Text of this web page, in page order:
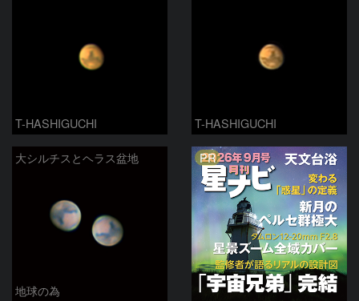
T-HASHIGUCHI T-HASHIGUCHI
大シルチスとヘラス盆地
地球の為
PR